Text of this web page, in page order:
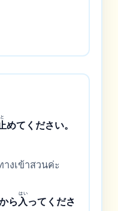
と
めてください。
งเข้าสวนค่ะ
ら入
はい
ってくださ